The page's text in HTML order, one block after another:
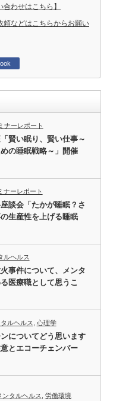
わせはこちら】
頼などはこちらからお願い
ナーレポート
賢い眠り、賢い仕事～
の睡眠戦略～」開催
ナーレポート
談会「たかが睡眠？さ
生産性を上げる睡眠
ルヘルス
事件について、メンタ
医療職として思うこ
タルヘルス 心理学
についてどう思います
とエコーチェンバー
ンタルヘルス 労働環境